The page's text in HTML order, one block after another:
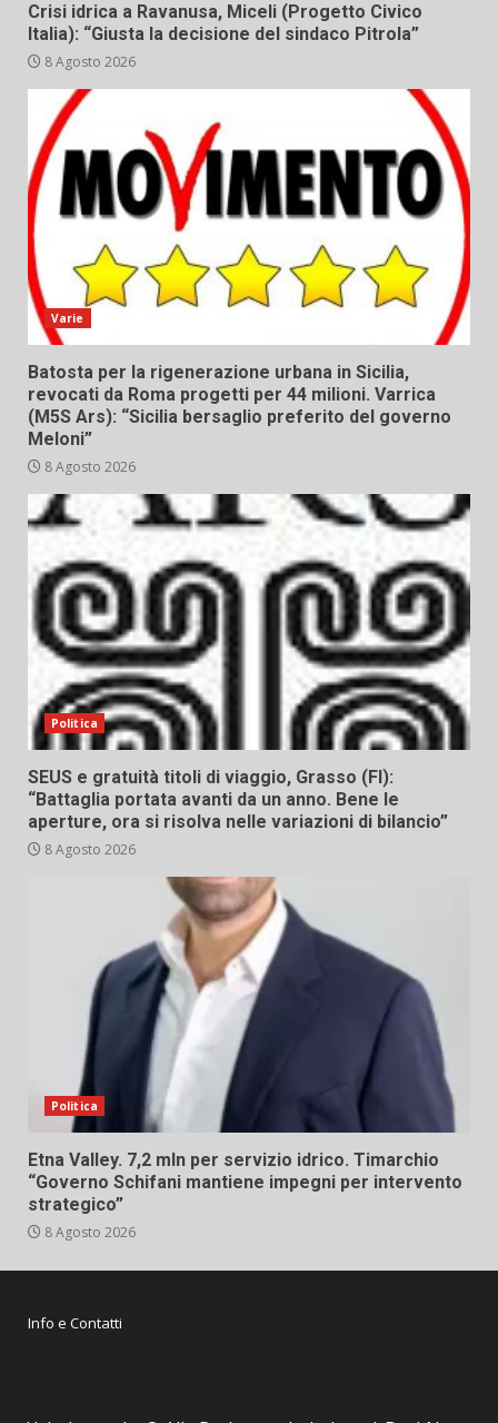
Crisi idrica a Ravanusa, Miceli (Progetto Civico
Italia): “Giusta la decisione del sindaco Pitrola”
8 Agosto 2026
Varie
Batosta per la rigenerazione urbana in Sicilia,
revocati da Roma progetti per 44 milioni. Varrica
(M5S Ars): “Sicilia bersaglio preferito del governo
Meloni”
8 Agosto 2026
Politica
SEUS e gratuità titoli di viaggio, Grasso (FI):
“Battaglia portata avanti da un anno. Bene le
aperture, ora si risolva nelle variazioni di bilancio”
8 Agosto 2026
Politica
Etna Valley. 7,2 mln per servizio idrico. Timarchio
“Governo Schifani mantiene impegni per intervento
strategico”
8 Agosto 2026
Info e Contatti